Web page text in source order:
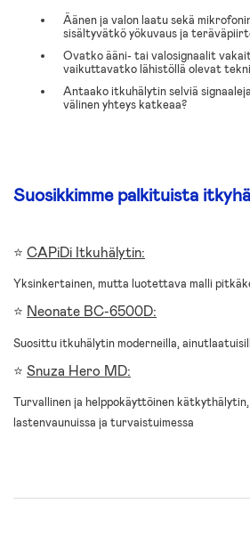
Äänen ja valon laatu sekä
sisältyvätkö yökuvaus ja
Ovatko ääni- tai valosignaalit
vaikuttavatko lähistöllä olevat
Antaako itkuhälytin selviä
välinen yhteys katkeaa?
Suosikkimme palkituista
⭐ CAPiDi Itkuhälytin:
Yksinkertainen, mutta luotettava malli
⭐ Neonate BC-6500D:
Suosittu itkuhälytin moderneilla,
⭐ Snuza Hero MD:
Turvallinen ja helppokäyttöinen
lastenvaunuissa ja turvaistuimessa